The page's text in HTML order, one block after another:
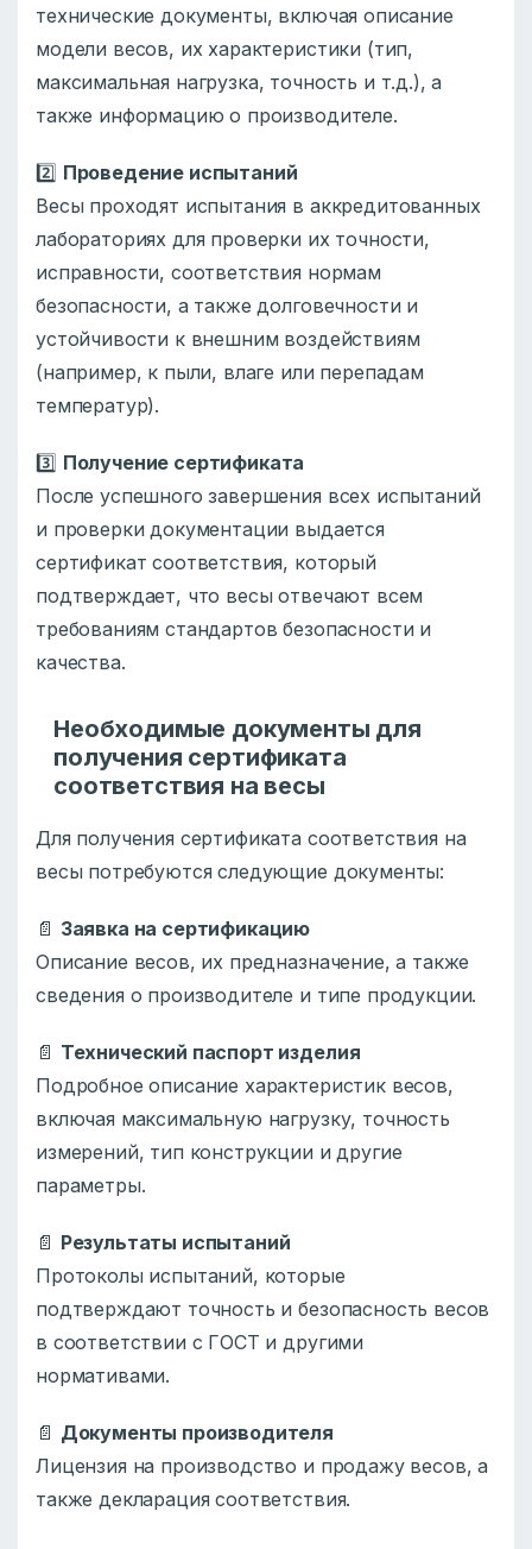
технические документы, включая описание
модели весов, их характеристики (тип,
максимальная нагрузка, точность и т.д.), а
также информацию о производителе.
2️⃣ Проведение испытаний
Весы проходят испытания в аккредитованных
лабораториях для проверки их точности,
исправности, соответствия нормам
безопасности, а также долговечности и
устойчивости к внешним воздействиям
(например, к пыли, влаге или перепадам
температур).
3️⃣ Получение сертификата
После успешного завершения всех испытаний
и проверки документации выдается
сертификат соответствия, который
подтверждает, что весы отвечают всем
требованиям стандартов безопасности и
качества.
Необходимые документы для
получения сертификата
соответствия на весы
Для получения сертификата соответствия на
весы потребуются следующие документы:
📄 Заявка на сертификацию
Описание весов, их предназначение, а также
сведения о производителе и типе продукции.
📄 Технический паспорт изделия
Подробное описание характеристик весов,
включая максимальную нагрузку, точность
измерений, тип конструкции и другие
параметры.
📄 Результаты испытаний
Протоколы испытаний, которые
подтверждают точность и безопасность весов
в соответствии с ГОСТ и другими
нормативами.
📄 Документы производителя
Лицензия на производство и продажу весов, а
также декларация соответствия.